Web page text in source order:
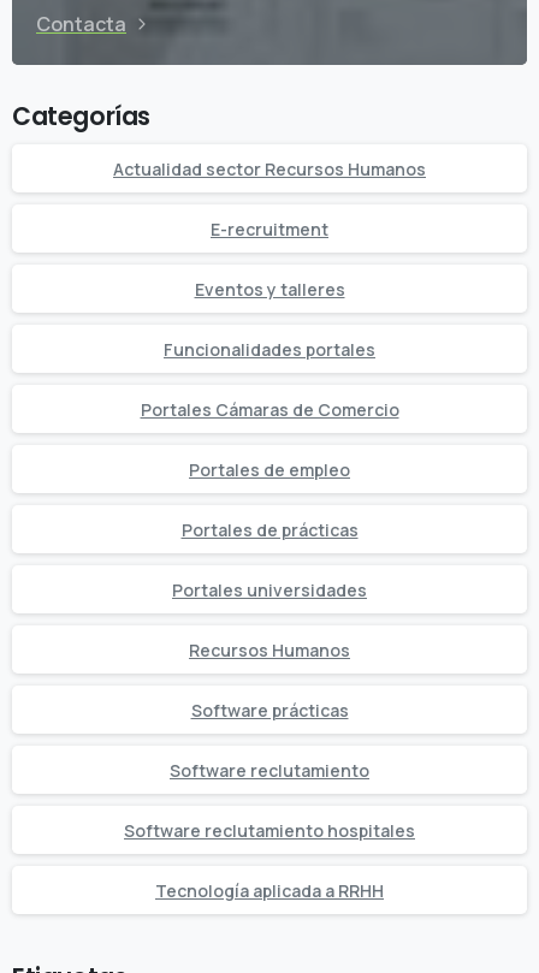
Contacta
Categorías
Actualidad sector Recursos Humanos
E-recruitment
Eventos y talleres
Funcionalidades portales
Portales Cámaras de Comercio
Portales de empleo
Portales de prácticas
Portales universidades
Recursos Humanos
Software prácticas
Software reclutamiento
Software reclutamiento hospitales
Tecnología aplicada a RRHH